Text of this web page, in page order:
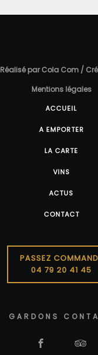
Réalisé par Cola Com /
Mentions légales
ACCUEIL
A EMPORTER
LA CARTE
VINS
ACTUS
CONTACT
PASSEZ
04 79 20 41 45
GARDONS